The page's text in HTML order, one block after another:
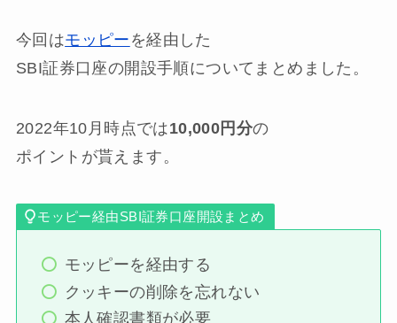
今回はモッピー を経由した
SBI証券口座の開設手順についてまとめました。
2022年10月時点では10,000円分の
ポイントが貰えます。
モッピー経由SBI証券口座開設まとめ
モッピーを経由する
クッキーの削除を忘れない
本人確認書類が必要